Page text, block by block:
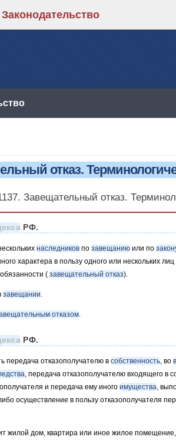
Законодательство
отказ.
Завещательный отказ.
РФ.
наследников по завещанию или по
характера в пользу одного или нескольких
( завещательный отказ).
завещании.
отказом.
РФ.
передача отказополучателю в собственность , во
, передача отказополучателю входящего в
и передача ему иного имущества ,
осуществление в пользу отказополучателя
жилой дом, квартира или иное жилое